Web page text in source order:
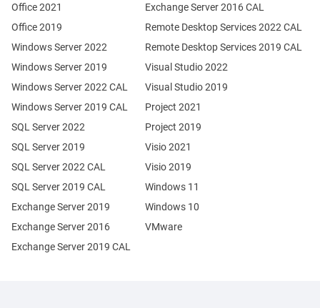
Office 2021
Office 2019
Windows Server 2022
Windows Server 2019
Exchange Server 2019
Exchange Server 2016
SQL Server 2022
SQL Server 2019
Windows Server 2022 CAL
Windows Server 2019 CAL
SQL Server 2022 CAL
SQL Server 2019 CAL
Remote Desktop Services 2022 CAL
Remote Desktop Services 2019 CAL
Exchange Server 2019 CAL
Exchange Server 2016 CAL
Visual Studio 2022
Visual Studio 2019
Project 2021
Project 2019
Visio 2021
Visio 2019
Windows 11
Windows 10
VMware